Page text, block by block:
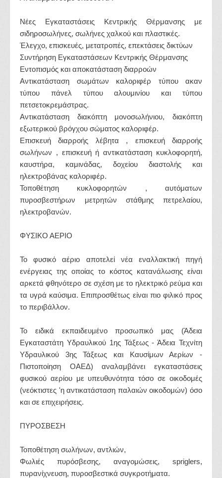
Νέες Εγκαταστάσεις Κεντρικής Θέρμανσης με
σιδηροσωλήνες, σωλήνες χαλκού και πλαστικές.
Έλεγχο, επισκευές, μετατροπές, επεκτάσεις δικτύων
Συντήρηση Εγκαταστάσεων Κεντρικής Θέρμανσης
Εντοπισμός και αποκατάσταση διαρροών
Αντικατάσταση σωμάτων καλοριφέρ τύπου ακαν
τύπου πάνελ τύπου αλουμινίου και τύπου
πετσετοκρεμάστρας.
Αντικατάσταση διακόπτη μονοσωλήνιου, διακόπτη
εξωτερικού βρόγχου σώματος καλοριφέρ.
Επισκευή διαρροής λέβητα , επισκευή διαρροής
σωλήνων , επισκευή ή αντικατάσταση κυκλοφορητή,
καυστήρα, καμινάδας, δοχείου διαστολής και
ηλεκτροβάνας καλοριφέρ.
Τοποθέτηση κυκλοφορητών , αυτόματων
πυροσβεστήρων μετρητών στάθμης πετρελαίου,
ηλεκτροβανών.
ΦΥΣΙΚΟ ΑΕΡΙΟ
Το φυσικό αέριο αποτελεί νέα εναλλακτική πηγή
ενέργειας της οποίας το κόστος κατανάλωσης είναι
αρκετά φθηνότερο σε σχέση με το ηλεκτρικό ρεύμα και
τα υγρά καύσιμα. Επιπροσθέτως είναι πιο φιλικό προς
το περιβάλλον.
Το ειδικά εκπαιδευμένο προσωπικό μας (Άδεια
Εγκαταστάτη Υδραυλικού 1ης Τάξεως - Άδεια Τεχνίτη
Υδραυλικού 3ης Τάξεως και Καυσίμων Αερίων -
Πιστοποίηση ΟΑΕΔ) αναλαμβάνει εγκαταστάσεις
φυσικού αερίου με υπευθυνότητα τόσο σε οικοδομές
(νεόκτιστες 'η αντικατάσταση παλαιών οικοδομών) όσο
και σε επιχειρήσεις.
ΠΥΡΟΣΒΕΣΗ
Τοποθέτηση σωλήνων, αντλιών,
Φωλιές πυρόσβεσης, αναγομώσεις, spriglers,
πυρανίχνευση, πυροσβεστικά συγκροτήματα.